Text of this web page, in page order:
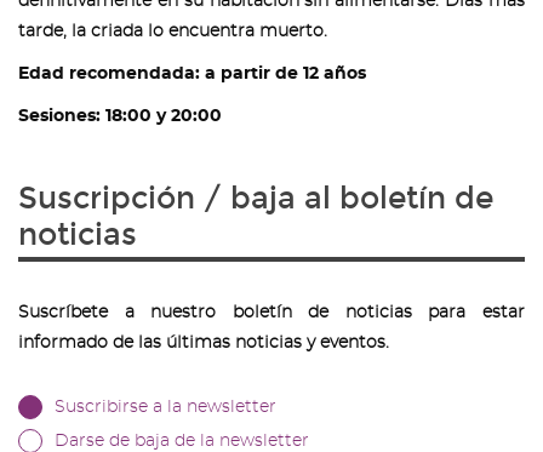
tarde, la criada lo encuentra muerto.
Edad recomendada: a partir de 12 años
Sesiones: 18:00 y 20:00
Suscripción / baja al boletín de
noticias
Suscríbete a nuestro boletín de noticias para estar
informado de las últimas noticias y eventos.
Suscribirse a la newsletter
Darse de baja de la newsletter